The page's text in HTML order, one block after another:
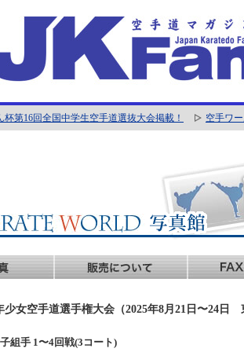
第16回全国中学生空手道選抜大会掲載！ 空手ワ
少女空手道選手権大会（2025年8月21日〜24日
組手 1〜4回戦(3コート)